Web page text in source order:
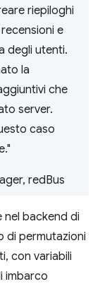
riepiloghi
e
degli utenti.
la
che
server.
caso
redBus
nel backend di
di permutazioni
con variabili
imbarco